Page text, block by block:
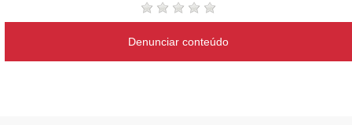
Denunciar conteúdo